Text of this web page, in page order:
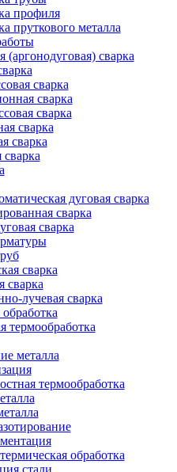
профиля
пруткового металла
(аргонодуговая) сварка
сварка
сварка
сварка
сварка
сварка
сварка
дуговая сварка
сварка
сварка
сварка
сварка
лучевая сварка
термообработка
металла
термообработка
обработка
стали